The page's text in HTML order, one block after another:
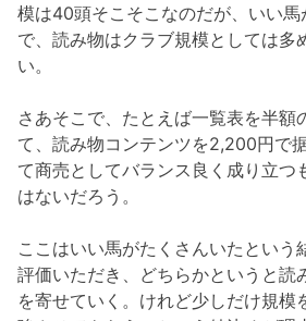
模は40頭そこそこなのだが、いい
で、読み物はクラブ規模としては多
い。
さあそこで、たとえば一覧表を半額
て、読み物コンテンツを2,200円で
て商売としてバランス良く成り立つ
はないだろう。
ここはいい馬がたくさんいたという
評価いただき、どちらかというと読
を寄せていく。けれど少しだけ規模